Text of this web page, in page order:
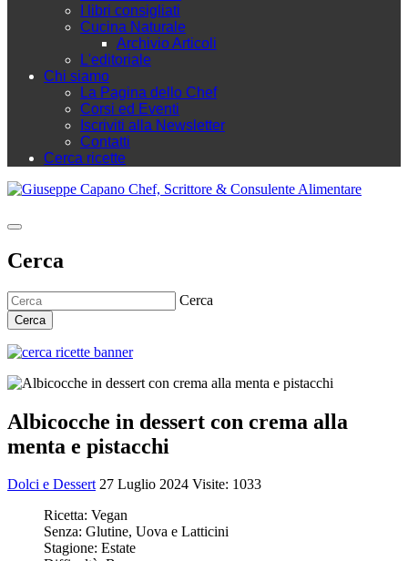
I libri consigliati
Cucina Naturale
Archivio Articoli
L'editoriale
Chi siamo
La Pagina dello Chef
Corsi ed Eventi
Iscriviti alla Newsletter
Contatti
Cerca ricette
Cerca
Cerca
Cerca
Albicocche in dessert con crema alla
menta e pistacchi
Dolci e Dessert 27 Luglio 2024 Visite: 1033
Ricetta: Vegan
Senza: Glutine, Uova e Latticini
Stagione: Estate